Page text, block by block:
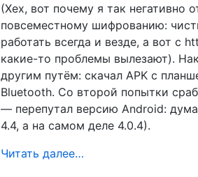
(Хех, вот почему я так негативно
повсеместному шифрованию:
работать всегда и везде, а вот с
какие-то проблемы вылезают).
другим путём: скачал APK с
Bluetooth. Со второй попытки
— перепутал версию Android:
4.4, а на самом деле 4.0.4).
Читать далее…